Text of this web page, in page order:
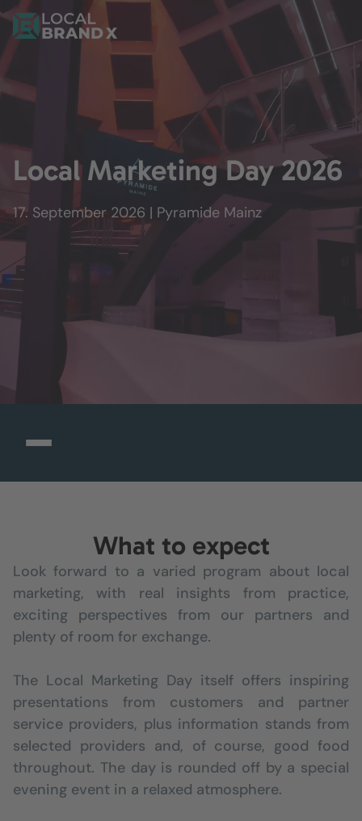
Local Marketing Day 2026
17. September 2026 | Pyramide Mainz
What to expect
Look forward to a varied program about local
marketing, with real insights from practice,
exciting perspectives from our partners and
plenty of room for exchange.
The Local Marketing Day itself offers inspiring
presentations from customers and partner
service providers, plus information stands from
selected providers and, of course, good food
throughout. The day is rounded off by a special
evening event in a relaxed atmosphere.